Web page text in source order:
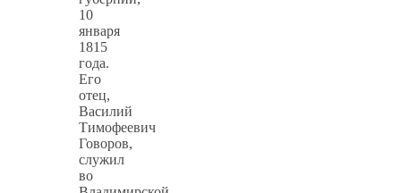
10
января
1815
года.
Его
отец,
Василий
Тимофеевич
Говоров,
служил
во